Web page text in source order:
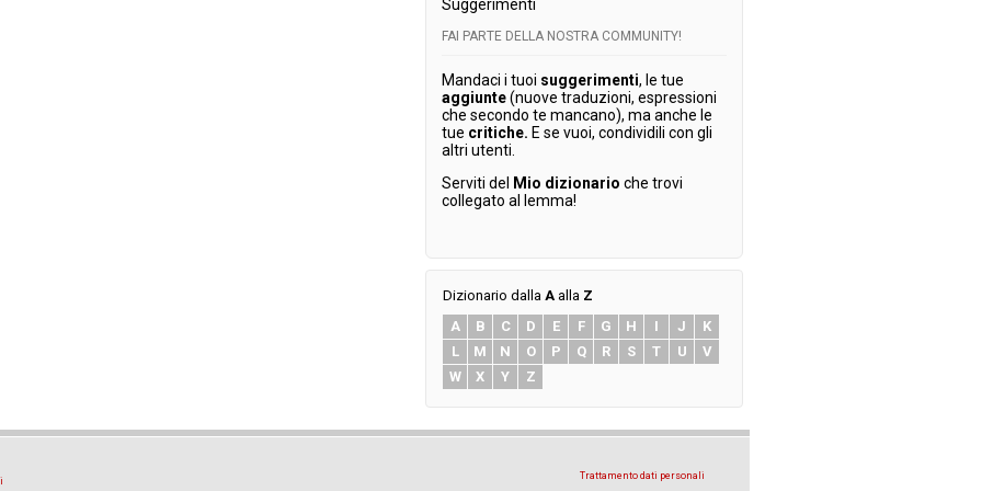
Suggerimenti
FAI PARTE DELLA NOSTRA COMMUNITY!
Mandaci i tuoi suggerimenti, le tue
aggiunte(nuove traduzioni, espressioni
che secondo te mancano), ma anche le
tue critiche. E se vuoi, condividili con gli
altri utenti.
Serviti del
Mio dizionario che trovi
collegato al lemma!
Dizionario dalla A alla Z
A
B C D E F G H I J
K
L
M N O P Q R S T U
V
W
X Y Z
Trattamento dati personali